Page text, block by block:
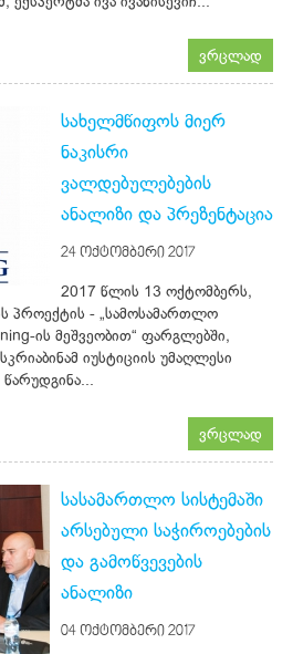
ვრცლად
სახელმწიფოს მიერ
ნაკისრი
ვალდებულებების
ანალიზი და პრეზენტაცია
24 ᲝᲥᲢᲝᲛᲑᲔᲠᲘ 2017
2017 წლის 13 ოქტომბერს,
პროექტის - „სამოსამართლო
ის მეშვეობით“ ფარგლებში,
იუსტიციის უმაღლესი
ვრცლად
სასამართლო სისტემაში
არსებული საჭიროებების
და გამოწვევების
ანალიზი
04 ᲝᲥᲢᲝᲛᲑᲔᲠᲘ 2017